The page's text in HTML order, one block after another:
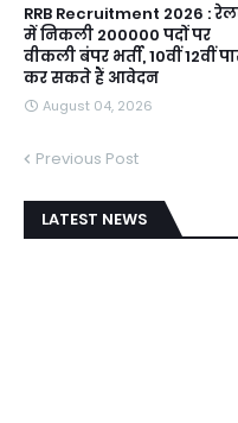
RRB Recruitment 2026 :
में निकली 200000 पदों पर
वीकली बंपर भर्ती, 10वीं 12वीं
कर सकते हैं आवेदन
August 04, 2026
Previous Post
LATEST NEWS